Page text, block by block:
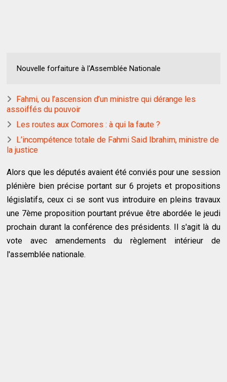
Nouvelle forfaiture à l'Assemblée Nationale
Fahmi, ou l’ascension d’un ministre qui dérange les
assoiffés du pouvoir
Les routes aux Comores : à qui la faute ?
L’incompétence totale de Fahmi Said Ibrahim, ministre de
la justice
Alors que les députés avaient été conviés pour une session
plénière bien précise portant sur 6 projets et propositions
législatifs, ceux ci se sont vus introduire en pleins travaux
une 7ème proposition pourtant prévue être abordée le jeudi
prochain durant la conférence des présidents. Il s'agit là du
vote avec amendements du règlement intérieur de
l'assemblée nationale.